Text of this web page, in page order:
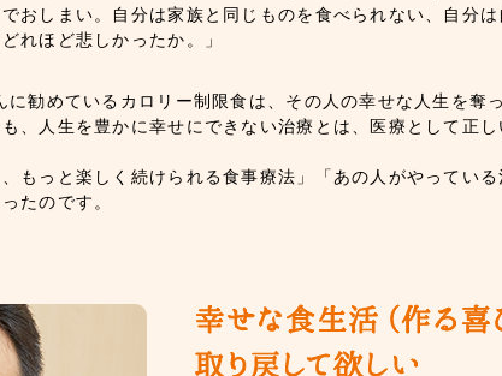
おしまい。自分は家族と同じものを食べられない、自分
れほど悲しかったか。」
に勧めているカロリー制限食は、その人の幸せな人生を
、人生を豊かに幸せにできない治療とは、医療として正
もっと楽しく続けられる食事療法」「あの人がやってい
たのです。